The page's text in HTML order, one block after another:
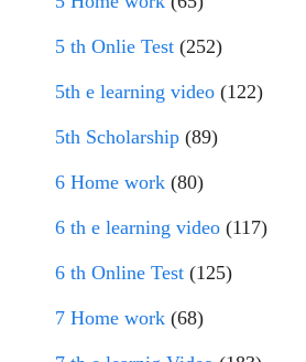
5 th Onlie Test (252)
5th e learning video (122)
5th Scholarship (89)
6 Home work (80)
6 th e learning video (117)
6 th Online Test (125)
7 Home work (68)